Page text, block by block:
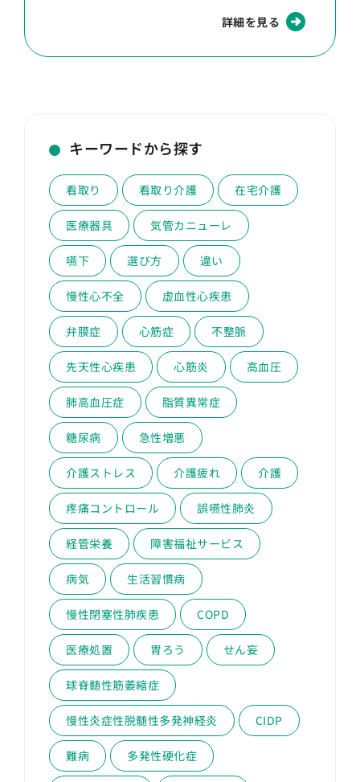
詳細を見る
キーワードから探す
看取り 看取り介護 在宅介護
医療器具 気管カニューレ
嚥下 選び方 違い
慢性心不全 虚血性心疾患
弁膜症 心筋症 不整脈
先天性心疾患 心筋炎 高血圧
肺高血圧症 脂質異常症
糖尿病 急性増悪
介護ストレス 介護疲れ 介護
疼痛コントロール 誤嚥性肺炎
経管栄養 障害福祉サービス
病気 生活習慣病
慢性閉塞性肺疾患 COPD
医療処置 胃ろう せん妄
球脊髄性筋萎縮症
慢性炎症性脱髄性多発神経炎 CIDP
難病 多発性硬化症